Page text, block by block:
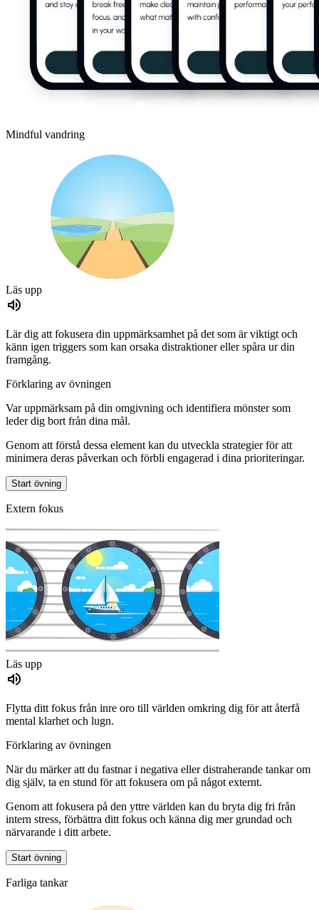
Mindful vandring
Läs upp
Lär dig att fokusera din uppmärksamhet på det som är viktigt och
känn igen triggers som kan orsaka distraktioner eller spåra ur din
framgång.
Förklaring av övningen
Var uppmärksam på din omgivning och identifiera mönster som
leder dig bort från dina mål.
Genom att förstå dessa element kan du utveckla strategier för att
minimera deras påverkan och förbli engagerad i dina prioriteringar.
Start övning
Extern fokus
Läs upp
Flytta ditt fokus från inre oro till världen omkring dig för att återfå
mental klarhet och lugn.
Förklaring av övningen
När du märker att du fastnar i negativa eller distraherande tankar om
dig själv, ta en stund för att fokusera om på något externt.
Genom att fokusera på den yttre världen kan du bryta dig fri från
intern stress, förbättra ditt fokus och känna dig mer grundad och
närvarande i ditt arbete.
Start övning
Farliga tankar